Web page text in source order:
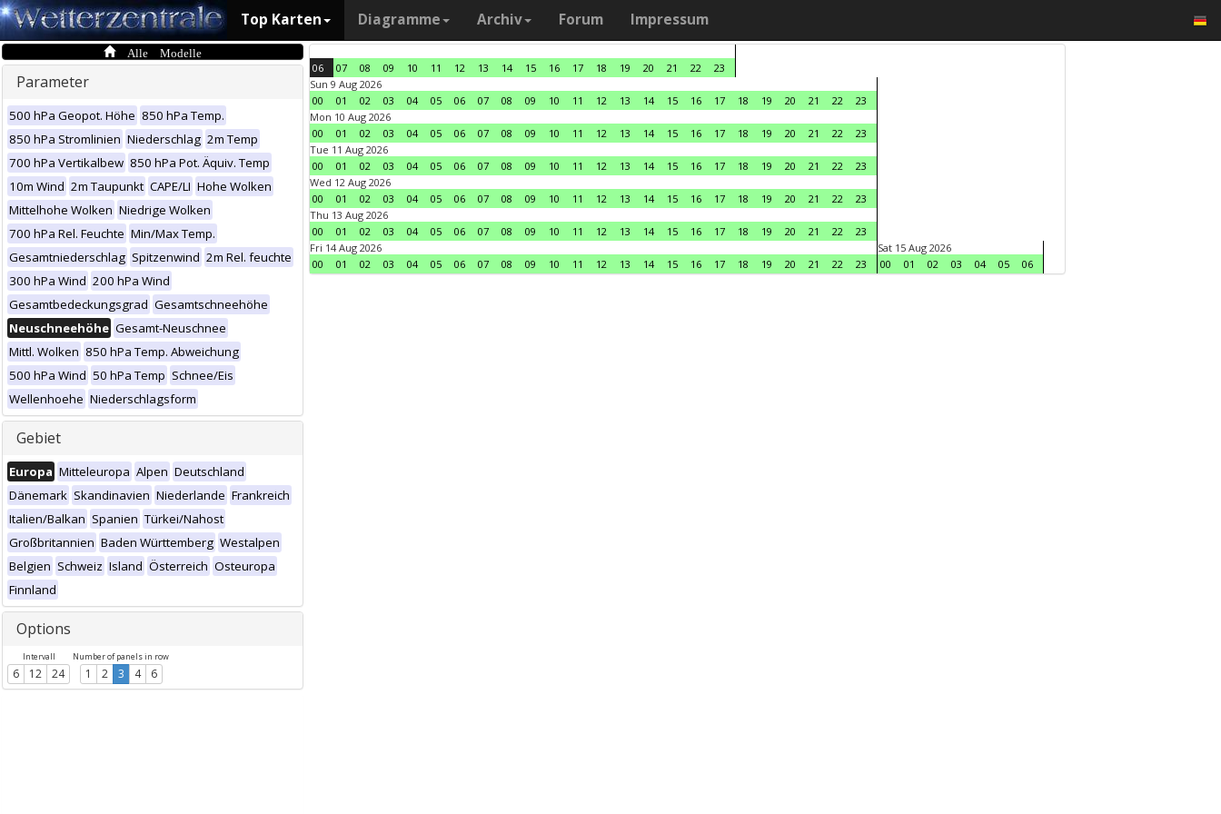
Top Karten Diagramme Archiv Forum Impressum
Alle Modelle
Parameter
500 hPa Geopot. Höhe 850 hPa Temp.
850 hPa Stromlinien Niederschlag 2m Temp
700 hPa Vertikalbew 850 hPa Pot. Äquiv. Temp
10m Wind 2m Taupunkt CAPE/LI Hohe Wolken
Mittelhohe Wolken Niedrige Wolken
700 hPa Rel. Feuchte Min/Max Temp.
Gesamtniederschlag Spitzenwind 2m Rel. feuchte
300 hPa Wind 200 hPa Wind
Gesamtbedeckungsgrad Gesamtschneehöhe
Neuschneehöhe Gesamt-Neuschnee
Mittl. Wolken 850 hPa Temp. Abweichung
500 hPa Wind 50 hPa Temp Schnee/Eis
Wellenhoehe Niederschlagsform
Gebiet
Europa Mitteleuropa Alpen Deutschland
Dänemark Skandinavien Niederlande Frankreich
Italien/Balkan Spanien Türkei/Nahost
Großbritannien Baden Württemberg Westalpen
Belgien Schweiz Island Österreich Osteuropa
Finnland
Options
Intervall
6 12 24
Number of panels in row
1 2 3 4 6
06 07 08 09 10 11 12 13 14 15 16 17 18 19 20 21 22
23
Sun 9 Aug 2026
00
01 02 03 04 05 06 07 08 09 10 11 12 13 14 15 16 17 18 19 20 21 22
23
Mon 10 Aug 2026
00
01 02 03 04 05 06 07 08 09 10 11 12 13 14 15 16 17 18 19 20 21 22
23
Tue 11 Aug 2026
00
01 02 03 04 05 06 07 08 09 10 11 12 13 14 15 16 17 18 19 20 21 22
23
Wed 12 Aug 2026
00
01 02 03 04 05 06 07 08 09 10 11 12 13 14 15 16 17 18 19 20 21 22
23
Thu 13 Aug 2026
00
01 02 03 04 05 06 07 08 09 10 11 12 13 14 15 16 17 18 19 20 21 22
23
Fri 14 Aug 2026
00
01 02 03 04 05 06 07 08 09 10 11 12 13 14 15 16 17 18 19 20 21 22 23
Sat 15 Aug 2026
00
01 02 03 04 05 06